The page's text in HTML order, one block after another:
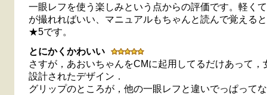
一眼レフを使う楽しみという点からの評価です。軽く
が撮れればいい、マニュアルもちゃんと読んで覚える
★5です。
とにかくかわいい
さすが，あおいちゃんをCMに起用してるだけあって，
設計されたデザイン．
グリップのところが，他の一眼レフと違いでっぱって